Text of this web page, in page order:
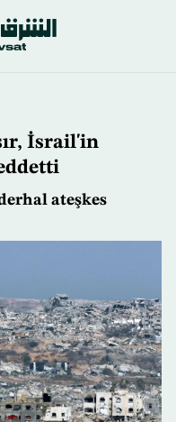
İsrail'in
ateşkes